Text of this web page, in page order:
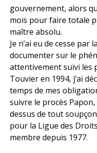
gouvernement, alors
mois pour faire totale
maître absolu.
Je n’ai eu de cesse
documenter sur le
attentivement suivi les
Touvier en 1994, j’ai
temps de mes
suivre le procès
dessus de tout
pour la Ligue des
membre depuis 1977.